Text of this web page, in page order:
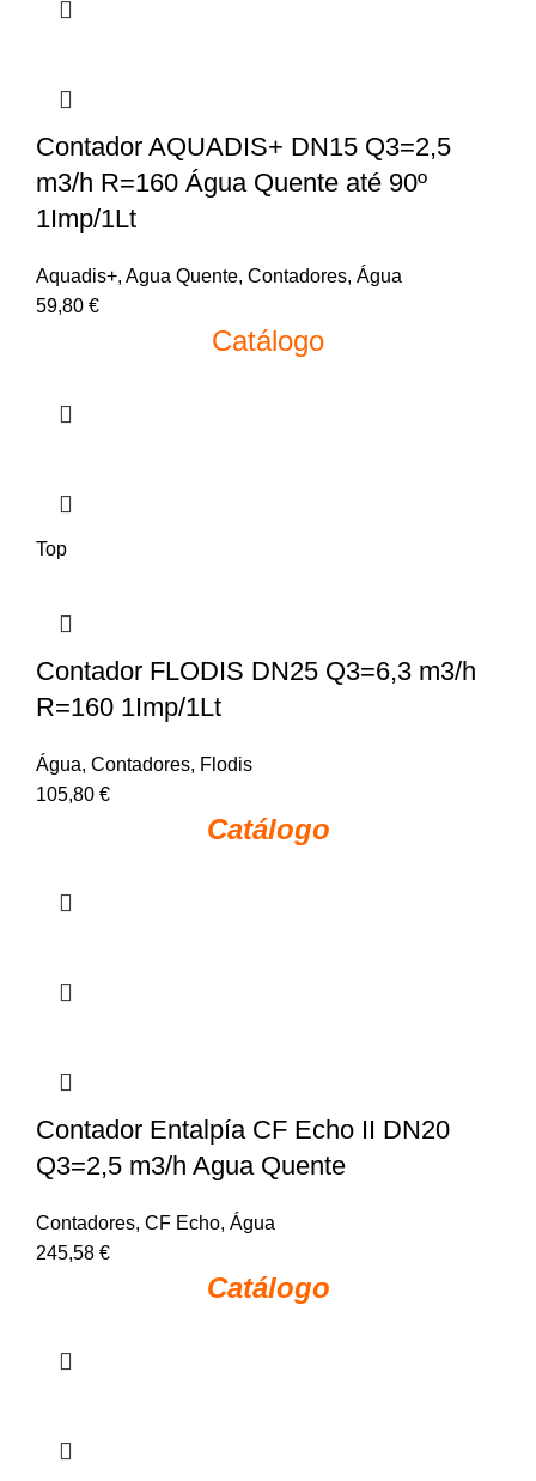
Contador AQUADIS+ DN15 Q3=2,5
m3/h R=160 Água Quente até 90º
1Imp/1Lt
Aquadis+, Agua Quente, Contadores, Água
59,80 €
Catálogo
Top
Contador FLODIS DN25 Q3=6,3 m3/h
R=160 1Imp/1Lt
Água, Contadores, Flodis
105,80 €
Catálogo
Contador Entalpía CF Echo II DN20
Q3=2,5 m3/h Agua Quente
Contadores, CF Echo, Água
245,58 €
Catálogo